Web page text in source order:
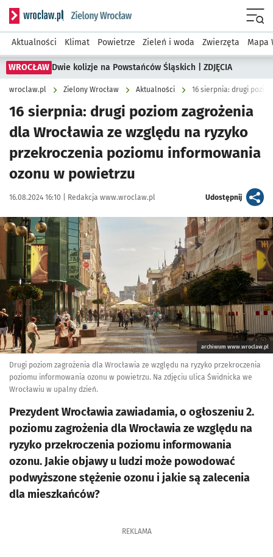
Serwis informacyjny wroclaw.pl podserwis: Środowisko we
Aktualności Klimat Powietrze Zieleń i woda Zwierzęta Mapa
WROCŁAW Dwie kolizje na Powstańców Śląskich | ZDJĘCIA
wroclaw.pl Zielony Wrocław Aktualności
16 sierpnia: drugi poziom zagrożenia
dla Wrocławia ze względu na ryzyko
przekroczenia poziomu informowania
ozonu w powietrzu
Data publikacji:
16.08.2024 16:10 | Autor:
Redakcja www.wroclaw.pl Udostępnijartykuł
Kliknij, aby powiększyć
archiwum www.wroclaw.pl
Drugi poziom zagrożenia dla Wrocławia ze względu na ryzyko przekroczenia
poziomu informowania ozonu w powietrzu. Na zdjęciu ulica Świdnicka we
Wrocławiu w upalny dzień.
Prezydent Wrocławia zawiadamia, o ogłoszeniu 2.
poziomu zagrożenia dla Wrocławia ze względu na
ryzyko przekroczenia poziomu informowania
ozonu. Jakie objawy u ludzi może powodować
podwyższone stężenie ozonu i jakie są zalecenia
dla mieszkańców?
REKLAMA